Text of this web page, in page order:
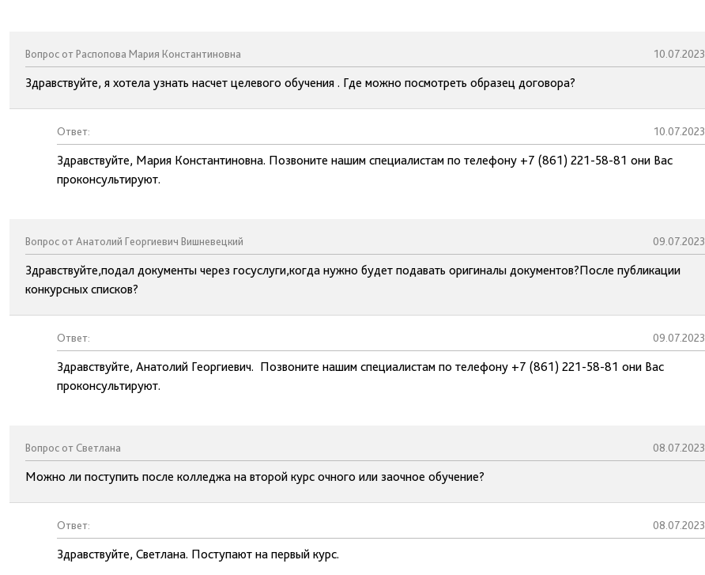
Вопрос от Распопова Мария Константиновна 10.07.2023
Здравствуйте, я хотела узнать насчет целевого обучения . Где можно посмотреть образец договора?
Ответ: 10.07.2023
Здравствуйте, Мария Константиновна. Позвоните нашим специалистам по телефону +7 (861) 221-58-81 они Вас
проконсультируют.
Вопрос от Анатолий Георгиевич Вишневецкий 09.07.2023
Здравствуйте,подал документы через госуслуги,когда нужно будет подавать оригиналы документов?После публикации
конкурсных списков?
Ответ: 09.07.2023
Здравствуйте, Анатолий Георгиевич. Позвоните нашим специалистам по телефону +7 (861) 221-58-81 они Вас
проконсультируют.
Вопрос от Светлана 08.07.2023
Можно ли поступить после колледжа на второй курс очного или заочное обучение?
Ответ: 08.07.2023
Здравствуйте, Светлана. Поступают на первый курс.